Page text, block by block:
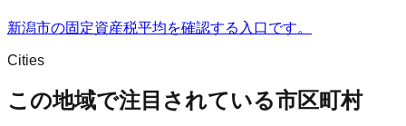
新潟市の固定資産税平均を確認する入口です。
Cities
この地域で注目されている市区町村